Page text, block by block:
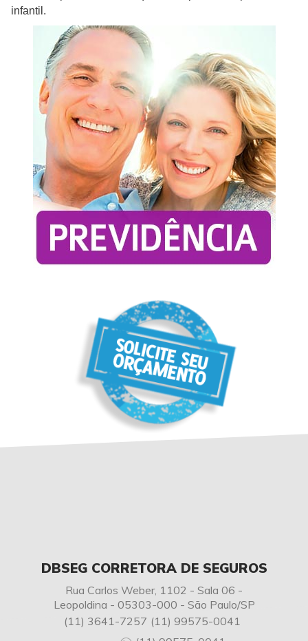
infantil.
DBSEG CORRETORA DE SEGUROS
Rua Carlos Weber, 1102 - Sala 06 -
Leopoldina - 05303-000 - São Paulo/SP
(11) 3641-7257 (11) 99575-0041